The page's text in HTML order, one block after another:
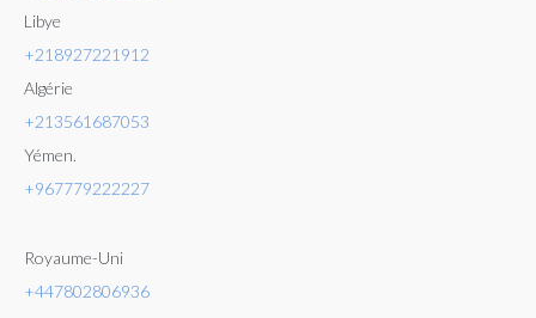
Libye
+218927221912
Algérie
+213561687053
Yémen.
+967779222227
Royaume-Uni
+447802806936